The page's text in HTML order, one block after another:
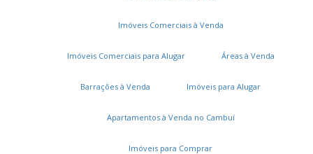
Imóveis Comerciais à Venda
Imóveis Comerciais para Alugar Áreas à Venda
Barrações à Venda Imóveis para Alugar
Apartamentos à Venda no Cambuí
Imóveis para Comprar
Serviços
Cadastros e Propostas